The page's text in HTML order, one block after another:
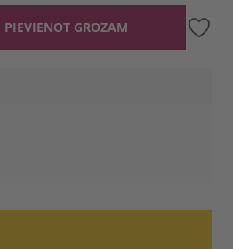
PIEVIENOT GROZAM